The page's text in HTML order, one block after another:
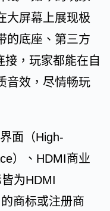
大屏幕上展现极
的底座、第三方
接，玩家都能在自
音效，尽情畅玩
面（High-
）、HDMI商业
为HDMI
商标或注册商